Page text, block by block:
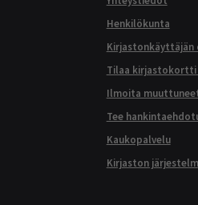
Henkilökunta
Kirjastonkäyttäjän
Tilaa kirjastokortti
Ilmoita
Tee
Kaukopalvelu
Kirjaston